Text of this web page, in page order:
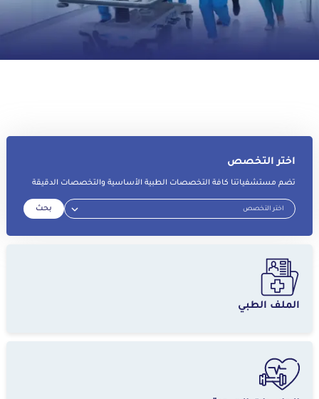
اختر التخصص
تضم مستشفياتنا كافة التخصصات الطبية الأساسية والتخصصات الدقيقة
بحث
الملف الطبي